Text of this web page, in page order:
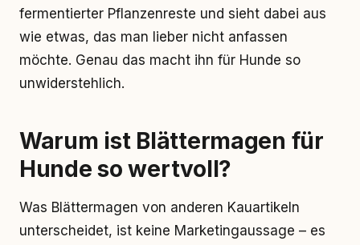
fermentierter Pflanzenreste und sieht dabei aus
wie etwas, das man lieber nicht anfassen
möchte. Genau das macht ihn für Hunde so
unwiderstehlich.
Warum ist Blättermagen für
Hunde so wertvoll?
Was Blättermagen von anderen Kauartikeln
unterscheidet, ist keine Marketingaussage – es